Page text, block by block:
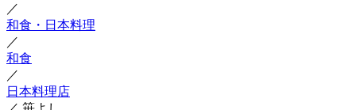
／
和食・日本料理
／
和食
／
日本料理店